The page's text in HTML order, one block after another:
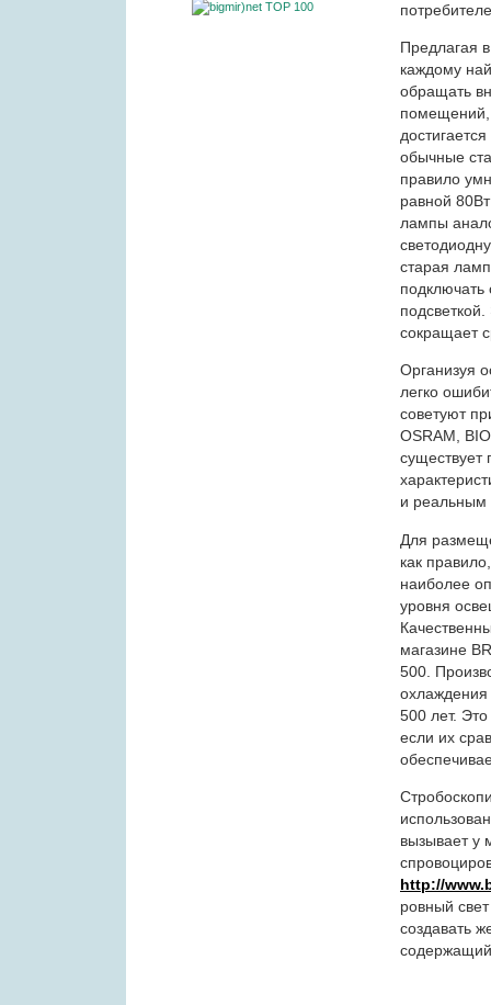
Предлагая
каждому
обращать
помещений,
обычные
правило
равной
лампы
старая
сокращает
Организуя
легко
советуют
OSRAM,
существует
и реальным
Для
как
наиболее
уровня
магазине
500.
охлаждения
500 лет.
если их
вызывает у
http://
ровный
создавать